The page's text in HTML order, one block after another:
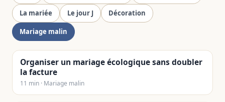
La mariée Le jour J Décoration
Mariage malin
Organiser un mariage écologique sans doubler
la facture
11 min · Mariage malin